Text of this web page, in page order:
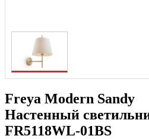
Freya Modern Sandy
Настенный
FR5118WL-01BS